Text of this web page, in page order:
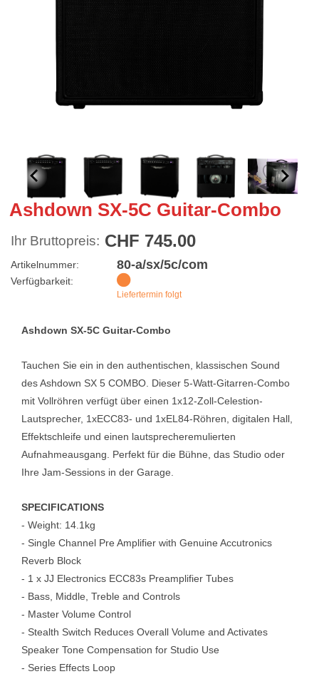
Ashdown SX-5C Guitar-Combo
Ihr Bruttopreis: CHF 745.00
Artikelnummer: 80-a/sx/5c/com
Verfügbarkeit:
Liefertermin folgt
Ashdown SX-5C Guitar-Combo
Tauchen Sie ein in den authentischen, klassischen Sound
des Ashdown SX 5 COMBO. Dieser 5-Watt-Gitarren-Combo
mit Vollröhren verfügt über einen 1x12-Zoll-Celestion-
Lautsprecher, 1xECC83- und 1xEL84-Röhren, digitalen Hall,
Effektschleife und einen lautsprecheremulierten
Aufnahmeausgang. Perfekt für die Bühne, das Studio oder
Ihre Jam-Sessions in der Garage.
SPECIFICATIONS
- Weight: 14.1kg
- Single Channel Pre Amplifier with Genuine Accutronics
Reverb Block
- 1 x JJ Electronics ECC83s Preamplifier Tubes
- Bass, Middle, Treble and Controls
- Master Volume Control
- Stealth Switch Reduces Overall Volume and Activates
Speaker Tone Compensation for Studio Use
- Series Effects Loop